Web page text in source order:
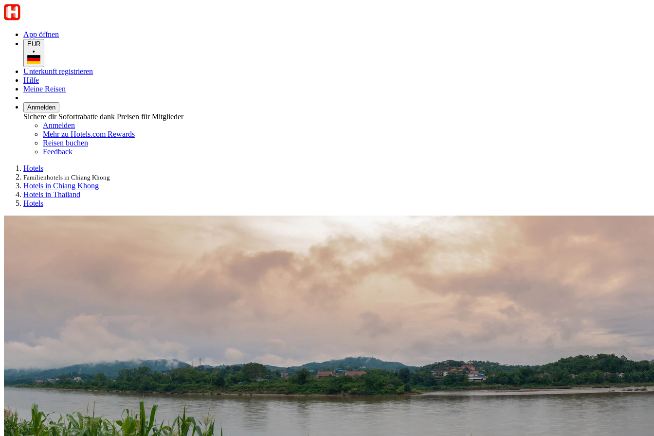
App öffnen
EUR
•
Unterkunft registrieren
Hilfe
Meine Reisen
Anmelden
Sichere dir Sofortrabatte dank Preisen für Mitglieder
Anmelden
Mehr zu Hotels.com Rewards
Reisen buchen
Feedback
Hotels
Familienhotels in Chiang Khong
Hotels in Chiang Khong
Hotels in Thailand
Hotels